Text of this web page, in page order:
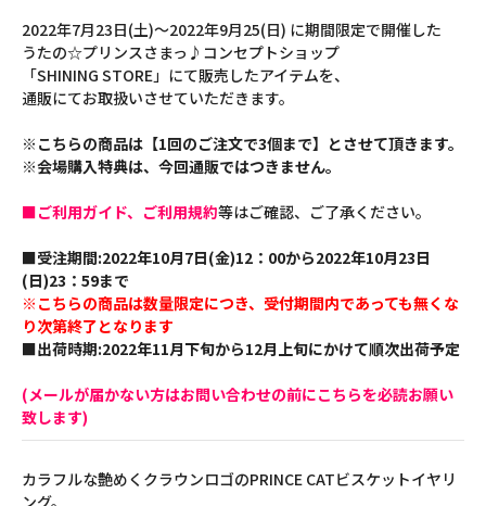
2022年7月23日(土)～2022年9月25(日) に期間限定で開催した
うたの☆プリンスさまっ♪コンセプトショップ
「SHINING STORE」にて販売したアイテムを、
通販にてお取扱いさせていただきます。
※こちらの商品は【1回のご注文で3個まで】とさせて頂きます。
※会場購入特典は、今回通販ではつきません。
■ご利用ガイド、ご利用規約等はご確認、ご了承ください。
■受注期間:2022年10月7日(金)12：00から2022年10月23日
(日)23：59まで
※こちらの商品は数量限定につき、受付期間内であっても無くな
り次第終了となります
■出荷時期:2022年11月下旬から12月上旬にかけて順次出荷予定
(メールが届かない方はお問い合わせの前にこちらを必読お願い
致します)
カラフルな艶めくクラウンロゴのPRINCE CATビスケットイヤリ